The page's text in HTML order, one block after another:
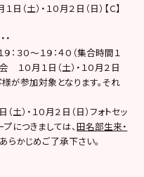
（土）・１０月２日（日）【Ｃ】
：３０～１９：４０（集合時間１
１０月１日（土）・１０月２日
様が参加対象となります。それ
）・１０月２日（日）フォトセッ
プにつきましては、田名部生来・
らかじめご了承下さい。